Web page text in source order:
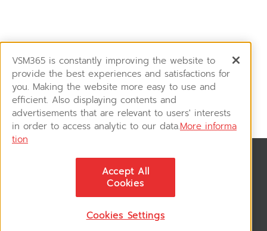
ติดตามอัพเดทข่าวสาร, โปรโมชั่น, สินค้าราคาพิเศษ ได้ก่อนใคร
VSM365 is constantly improving the website to
provide the best experiences and satisfactions for
you. Making the website more easy to use and
efficient. Also displaying contents and
advertisements that are relevant to users' interests
in order to access analytic to our data.More informa
tion
Accept All
Cookies
Cookies Settings